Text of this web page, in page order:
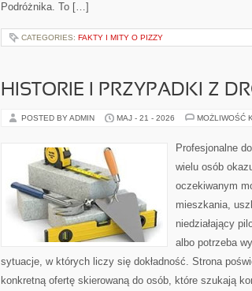
Podróżnika. To […]
CATEGORIES: FAKTY I MITY O PIZZY
HISTORIE I PRZYPADKI Z
POSTED BY ADMIN MAJ - 21 - 2026 MOŻLIWOŚĆ
Profesjonalne
wielu osób
oczekiwanym
mieszkania,
niedziałający
albo potrzeba
sytuacje, w których liczy się dokładność. Strona
konkretną ofertę skierowaną do osób, które szukają